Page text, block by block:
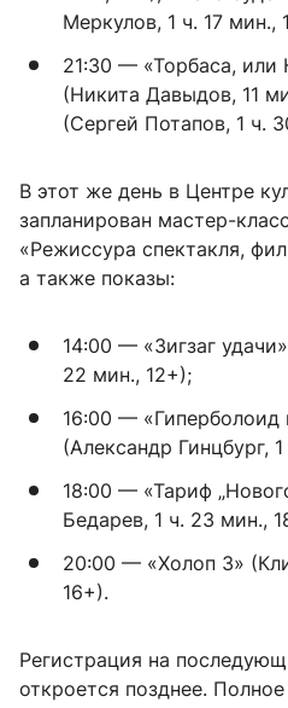
Меркулов, 1 ч. 17 мин.,
21:30 — «Торбаса,
(Никита Давыдов, 11
(Сергей Потапов, 1 ч.
В этот же день в Центре
запланирован мастер-
«Режиссура спектакля,
а также показы:
14:00 — «Зигзаг
22 мин., 12+);
16:00 — «Гиперболоид
(Александр Гинцбург,
18:00 — «Тариф
Бедарев, 1 ч. 23 мин.,
20:00 — «Холоп 3»
16+).
Регистрация на
откроется позднее.